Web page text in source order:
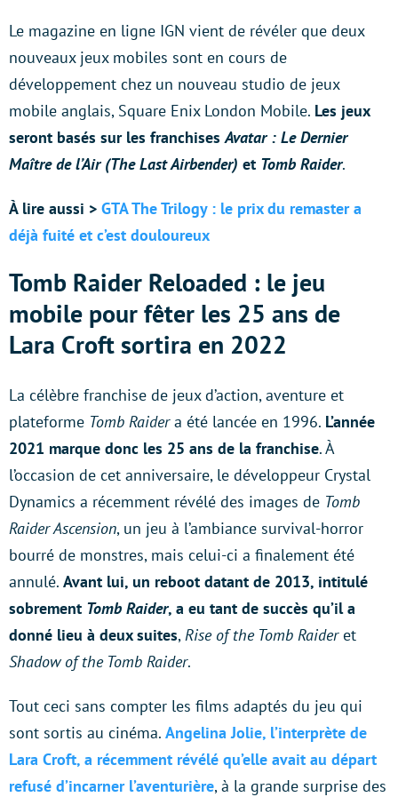
Le magazine en ligne IGN vient de révéler que deux
nouveaux jeux mobiles sont en cours de
développement chez un nouveau studio de jeux
mobile anglais, Square Enix London Mobile. Les jeux
seront basés sur les franchises Avatar : Le Dernier
Maître de l’Air (The Last Airbender) et Tomb Raider.
À lire aussi > GTA The Trilogy : le prix du remaster a
déjà fuité et c’est douloureux
Tomb Raider Reloaded : le jeu
mobile pour fêter les 25 ans de
Lara Croft sortira en 2022
La célèbre franchise de jeux d’action, aventure et
plateforme Tomb Raidera été lancée en 1996. L’année
2021 marque donc les 25 ans de la franchise. À
l’occasion de cet anniversaire, le développeur Crystal
Dynamics a récemment révélé des images de Tomb
Raider Ascension, un jeu à l’ambiance survival-horror
bourré de monstres, mais celui-ci a finalement été
annulé. Avant lui, un reboot datant de 2013, intitulé
sobrement Tomb Raider, a eu tant de succès qu’il a
donné lieu à deux suites, Rise of the Tomb Raideret
Shadow of the Tomb Raider.
Tout ceci sans compter les films adaptés du jeu qui
sont sortis au cinéma. Angelina Jolie, l’interprète de
Lara Croft, a récemment révélé qu’elle avait au départ
refusé d’incarner l’aventurière, à la grande surprise des